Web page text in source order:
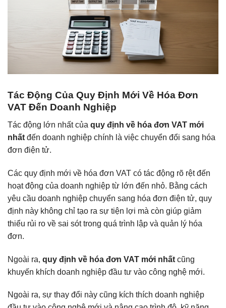
Tác Động Của Quy Định Mới Về Hóa Đơn
VAT Đến Doanh Nghiệp
Tác động lớn nhất của quy định về hóa đơn VAT mới
nhất đến doanh nghiệp chính là việc chuyển đổi sang hóa
đơn điện tử.
Các quy định mới về hóa đơn VAT có tác động rõ rệt đến
hoạt động của doanh nghiệp từ lớn đến nhỏ. Bằng cách
yêu cầu doanh nghiệp chuyển sang hóa đơn điện tử, quy
định này không chỉ tạo ra sự tiện lợi mà còn giúp giảm
thiểu rủi ro về sai sót trong quá trình lập và quản lý hóa
đơn.
Ngoài ra, quy định về hóa đơn VAT mới nhất cũng
khuyến khích doanh nghiệp đầu tư vào công nghệ mới.
Ngoài ra, sự thay đổi này cũng kích thích doanh nghiệp